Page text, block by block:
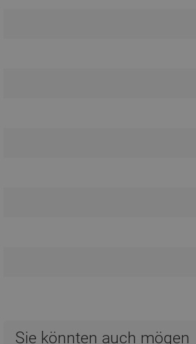
Sie könnten auch mögen